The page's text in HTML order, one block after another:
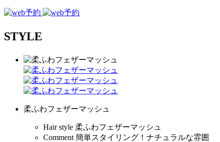
STYLE
柔ふわフェザーマッシュ
Hair style 柔ふわフェザーマッシュ
Comment 簡単スタイリング！ナチュラルな雰囲